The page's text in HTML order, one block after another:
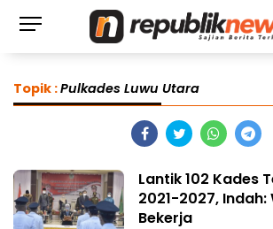
Topik :Pulkades Luwu Utara
Lantik 102 Kades
2021-2027,
Bekerja